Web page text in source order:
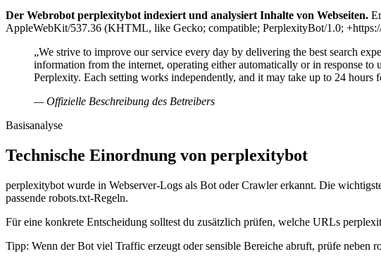
Der Webrobot perplexitybot indexiert und analysiert Inhalte von Webseiten.
AppleWebKit/537.36 (KHTML, like Gecko; compatible; PerplexityBot/1.0;
„We strive to improve our service every day by delivering the best search
information from the internet, operating either automatically or in response to
Perplexity. Each setting works independently, and it may take up to 24 hours
— Offizielle Beschreibung des Betreibers
Basisanalyse
Technische Einordnung von perplexitybot
perplexitybot wurde in Webserver-Logs als Bot oder Crawler erkannt. Die
passende robots.txt-Regeln.
Für eine konkrete Entscheidung solltest du zusätzlich prüfen, welche URLs
Tipp: Wenn der Bot viel Traffic erzeugt oder sensible Bereiche abruft, prüfe neben